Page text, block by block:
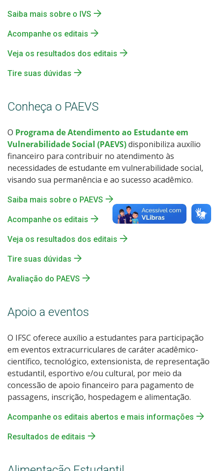
Saiba mais sobre o IVS
Acompanhe os editais
Veja os resultados dos editais
Tire suas dúvidas
Conheça o PAEVS
O Programa de Atendimento ao Estudante em
Vulnerabilidade Social (PAEVS)disponibiliza auxílio
financeiro para contribuir no atendimento às
necessidades de estudante em vulnerabilidade social,
visando sua permanência e ao sucesso acadêmico.
Saiba mais sobre o PAEVS
Acompanhe os editais
Veja os resultados dos editais
Tire suas dúvidas
Avaliação do PAEVS
Apoio a eventos
O IFSC oferece auxílio a estudantes para participação
em eventos extracurriculares de caráter acadêmico-
científico, tecnológico, extensionista, de representação
estudantil, esportivo e/ou cultural, por meio da
concessão de apoio financeiro para pagamento de
passagens, inscrição, hospedagem e alimentação.
Acompanhe os editais abertos e mais informações
Resultados de editais